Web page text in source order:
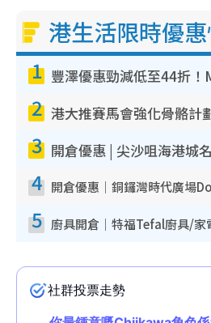
港生活限時優
1
2
3
4
5